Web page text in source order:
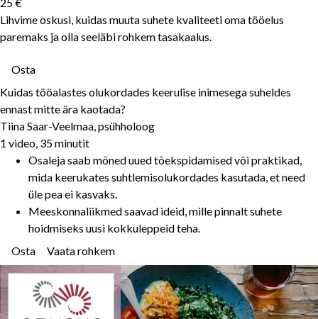
Lihvime oskusi, kuidas muuta suhete kvaliteeti oma tööelus
paremaks ja olla seeläbi rohkem tasakaalus.
Osta
Kuidas tööalastes olukordades keerulise inimesega suheldes
ennast mitte ära kaotada?
Tiina Saar-Veelmaa, psühholoog
1 video, 35 minutit
Osaleja saab mõned uued tõekspidamised või praktikad,
mida keerukates suhtlemisolukordades kasutada, et need
üle pea ei kasvaks.
Meeskonnaliikmed saavad ideid, mille pinnalt suhete
hoidmiseks uusi kokkuleppeid teha.
Osta
Vaata rohkem